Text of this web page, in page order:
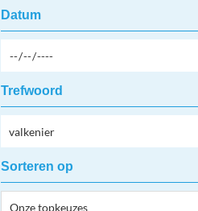
Datum
Trefwoord
Sorteren op